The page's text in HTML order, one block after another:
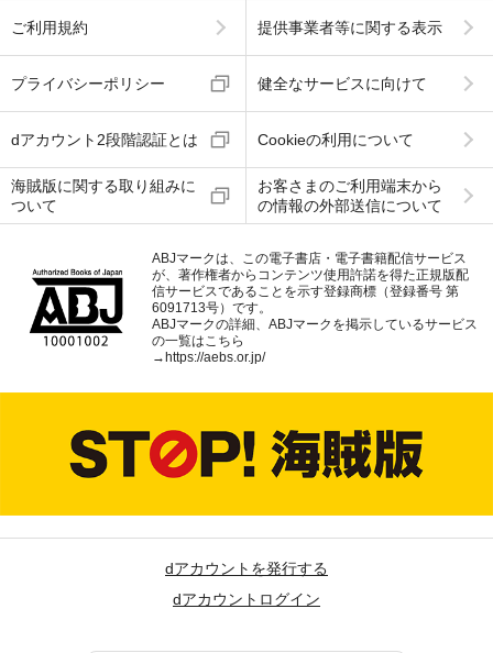
ご利用規約 提供事業者等に関する表示
プライバシーポリシー 健全なサービスに向けて
dアカウント2段階認証とは Cookieの利用について
海賊版に関する取り組みに
ついて
お客さまのご利用端末から
の情報の外部送信について
ABJマークは、この電子書店・電子書籍配信サービス
が、著作権者からコンテンツ使用許諾を得た正規版配
信サービスであることを示す登録商標（登録番号 第
6091713号）です。
ABJマークの詳細、ABJマークを掲示しているサービス
の一覧はこちら
→https://aebs.or.jp/
dアカウントを発行する
dアカウントログイン